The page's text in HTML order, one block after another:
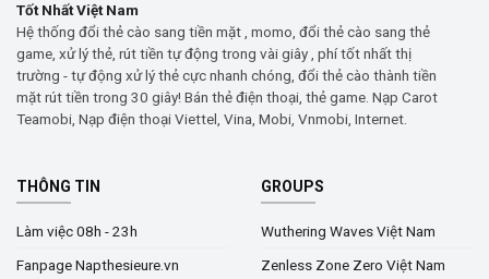
Tốt Nhất Việt Nam
Hệ thống đổi thẻ cào sang tiền mặt , momo, đổi thẻ cào sang thẻ
game, xử lý thẻ, rút tiền tự động trong vài giây , phí tốt nhất thị
trường - tự động xử lý thẻ cực nhanh chóng, đổi thẻ cào thành tiền
mặt rút tiền trong 30 giây! Bán thẻ điện thoại, thẻ game. Nạp Carot
Teamobi, Nạp điện thoại Viettel, Vina, Mobi, Vnmobi, Internet.
THÔNG TIN
Làm việc 08h - 23h
Fanpage Napthesieure.vn
GROUPS
Wuthering Waves Việt Nam
Zenless Zone Zero Việt Nam